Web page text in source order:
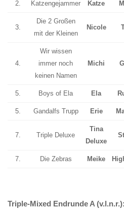
2. Katzengejammer Katze
3.
Die 2 Großen
mit der Kleinen
Nicole
4.
Wir wissen
immer noch
keinen Namen
Michi
5. Boys of Ela Ela
5. Gandalfs Trupp Erie
7. Triple Deluxe
Tina
Deluxe
7. Die Zebras Meike
Triple-Mixed Endrunde A